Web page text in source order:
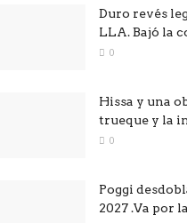
Duro revés
LLA. Bajó la
0
Hissa y una
trueque y la
0
Poggi
2027 .Va por